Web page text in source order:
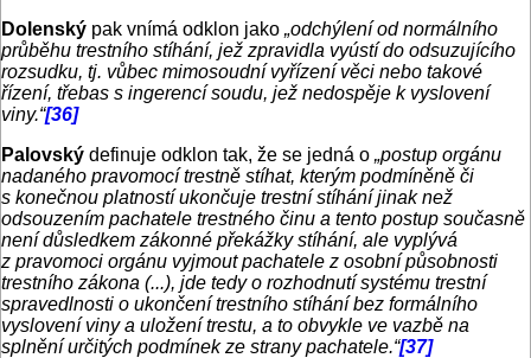
Dolenský pak vnímá odklon jako „odchýlení od normálního
průběhu trestního stíhání, jež zpravidla vyústí do odsuzujícího
rozsudku, tj. vůbec mimosoudní vyřízení věci nebo takové
řízení, třebas s ingerencí soudu, jež nedospěje k vyslovení
viny.“[36]
Palovský definuje odklon tak, že se jedná o „postup orgánu
nadaného pravomocí trestně stíhat, kterým podmíněně či
s konečnou platností ukončuje trestní stíhání jinak než
odsouzením pachatele trestného činu a tento postup současně
není důsledkem zákonné překážky stíhání, ale vyplývá
z pravomoci orgánu vyjmout pachatele z osobní působnosti
trestního zákona (...), jde tedy o rozhodnutí systému trestní
spravedlnosti o ukončení trestního stíhání bez formálního
vyslovení viny a uložení trestu, a to obvykle ve vazbě na
splnění určitých podmínek ze strany pachatele.“[37]